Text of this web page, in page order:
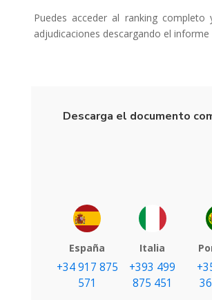
Puedes acceder al ranking completo
adjudicaciones descargando el
Descarga el documento
España
+34 917 875
571
Italia
+393 499
875 451